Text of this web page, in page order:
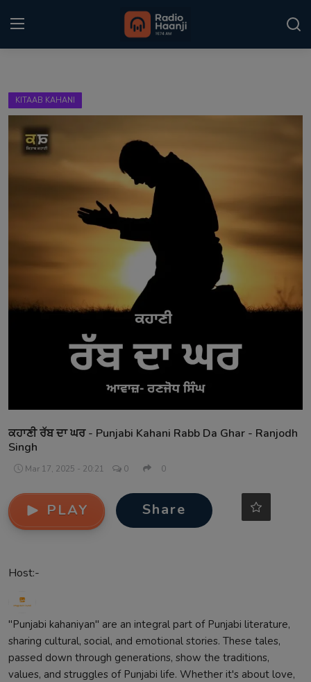
Home
Punjabi Podcast
Kitaab Kahani
Matrimonial
Event
KITAAB KAHANI
ਕਹਾਣੀ ਰੱਬ ਦਾ ਘਰ - Punjabi Kahani Rabb Da Ghar - Ranjodh
Singh
Mar 17, 2025 - 20:21 0 0
PLAY Share
Host:-
"Punjabi kahaniyan" are an integral part of Punjabi literature,
sharing cultural, social, and emotional stories. These tales,
passed down through generations, show the traditions,
values, and struggles of Punjabi life. Whether it's about love,